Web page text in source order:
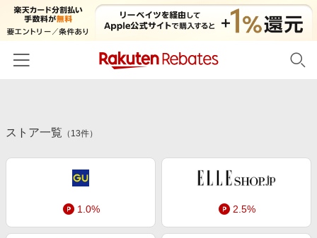
カテゴリー一覧
百貨店・総合ECモール
ファッション・インナー・小物
食品・スイーツ・お酒
日用品・キッチン用品
初回購入者限定特典
友達紹介
ストア一覧 （ 13件）
1.0% 2.5%